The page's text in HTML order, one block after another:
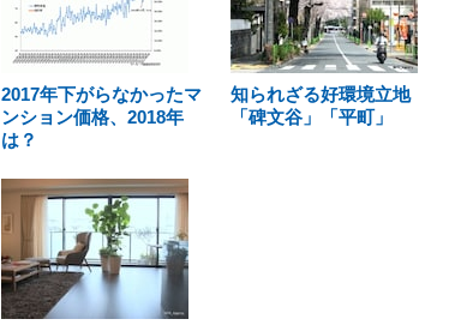
2017年下がらなかったマ
ンション価格、2018年
は？
知られざる好環境立地
「碑文谷」「平町」